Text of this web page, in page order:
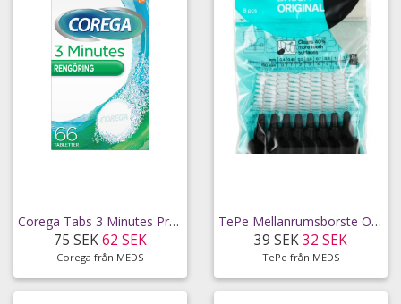
Corega Tabs 3 Minutes Protesrengöring 66 tabletter
75 SEK62 SEK
Corega från MEDS
TePe Mellanrumsborste Original 1,5 mm Svart 8 st
39 SEK32 SEK
TePe från MEDS